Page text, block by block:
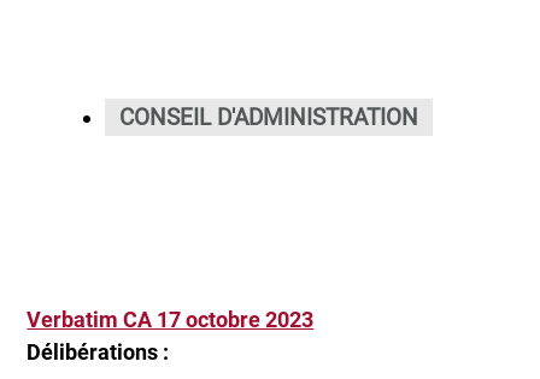
CONSEIL D'ADMINISTRATION
Verbatim CA 17 octobre 2023
Délibérations :